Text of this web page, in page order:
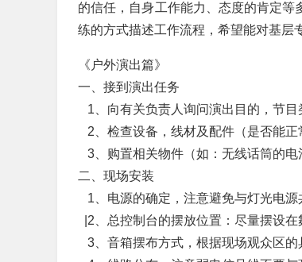
的信任，自身工作能力、态度的肯定
练的方式描述工作流程，希望能对基层
《户外演出篇》
一、接到演出任务
1、向有关负责人询问演出目的，节目
2、检查设备，线材及配件（是否能正
3、购置相关物件（如：无线话筒的电
二、现场安装
1、电源的确定，注意避免与灯光电源
|2、总控制台的摆放位置：尽量摆设
3、音箱摆布方式，根据现场观众区的